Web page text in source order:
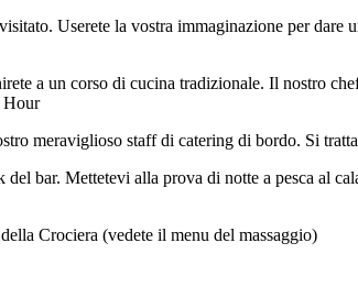
Userete la vostra immaginazione per dare
a un corso di cucina tradizionale. Il nostro
Hour
meraviglioso staff di catering di bordo. Si
bar. Mettetevi alla prova di notte a pesca al
Crociera (vedete il menu del massaggio)